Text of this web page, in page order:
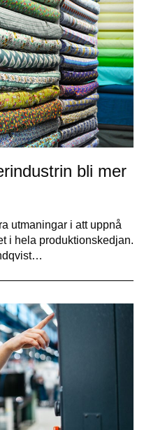
bli mer
utmaningar i att uppnå
i hela produktionskedjan.